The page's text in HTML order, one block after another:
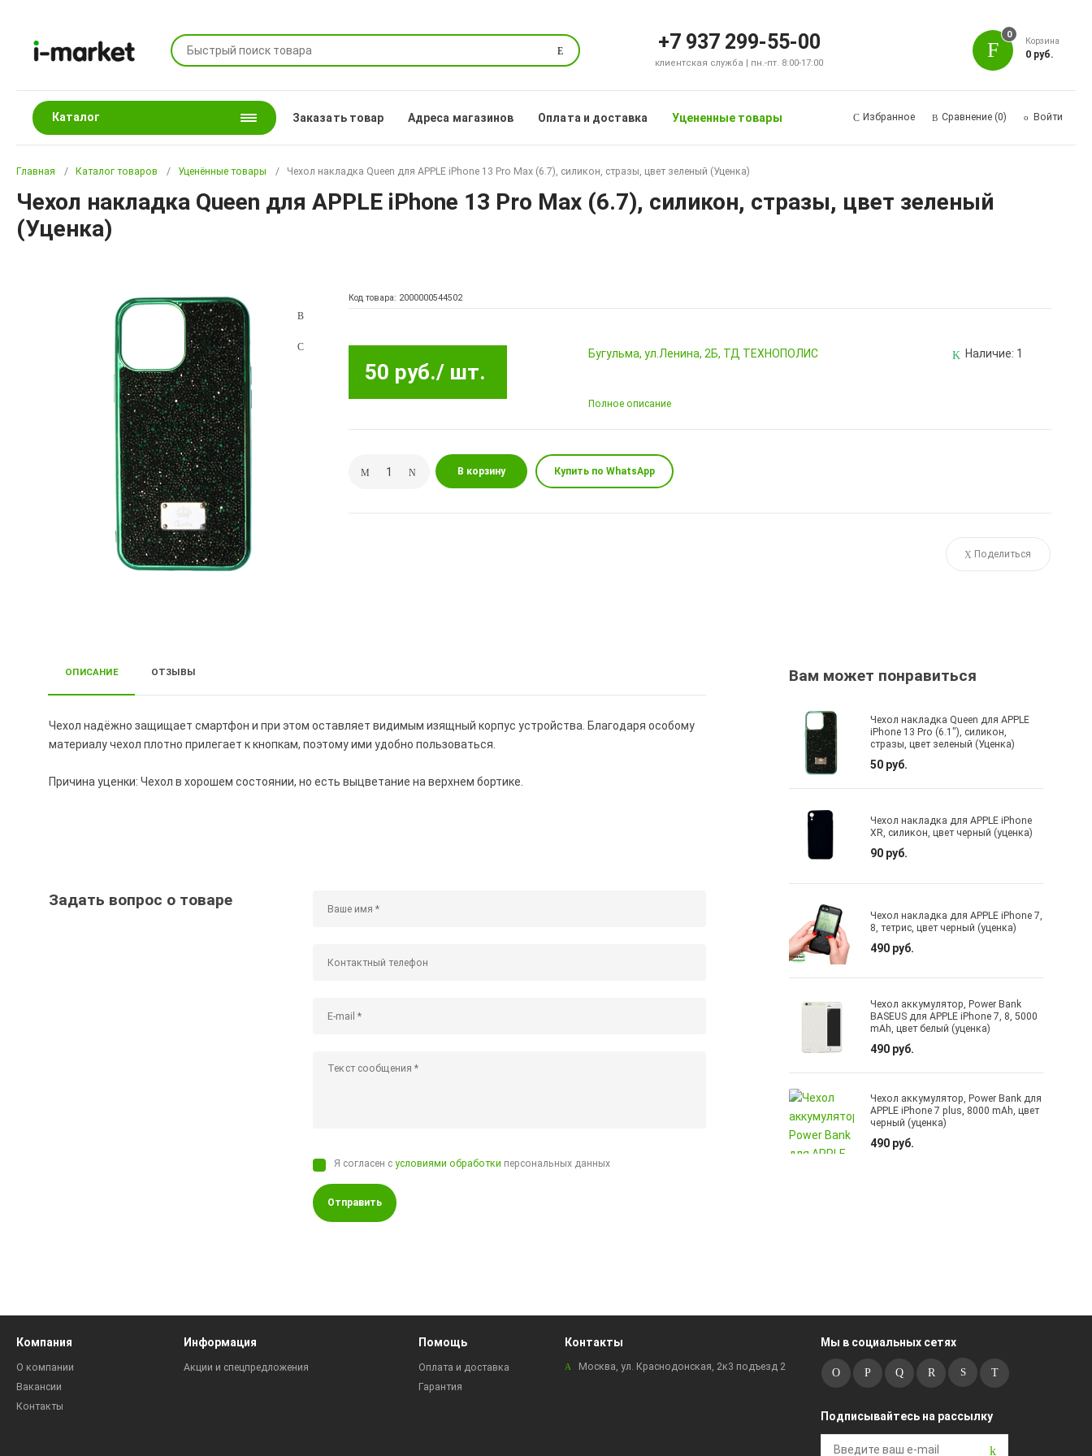
Поиск +7 937 299-55-00
клиентская служба | пн.-пт. 8:00-17:00
0
Корзина
0 руб.
Каталог Заказать товар Адреса магазинов Оплата и доставка Уцененные товары Избранное Сравнение (0) Войти
Главная Каталог товаров Уценённые товары Чехол накладка Queen для APPLE iPhone 13 Pro Max (6.7), силикон, стразы, цвет зеленый (Уценка)
Чехол накладка Queen для APPLE iPhone 13 Pro Max (6.7), силикон, стразы, цвет зеленый
(Уценка)
Код товара: 2000000544502
50 руб./ шт.
Бугульма, ул.Ленина, 2Б, ТД ТЕХНОПОЛИС Наличие: 1
Полное описание
В корзину Купить по WhatsApp
Поделиться
ОПИСАНИЕ ОТЗЫВЫ
Чехол надёжно защищает смартфон и при этом оставляет видимым изящный корпус устройства. Благодаря особому
материалу чехол плотно прилегает к кнопкам, поэтому ими удобно пользоваться.
Причина уценки: Чехол в хорошем состоянии, но есть выцветание на верхнем бортике.
Задать вопрос о товаре
Я согласен сусловиями обработки персональных данных
Отправить
Вам может понравиться
Чехол накладка Queen для APPLE
iPhone 13 Pro (6.1"), силикон,
стразы, цвет зеленый (Уценка)
50 руб.
Чехол накладка для APPLE iPhone
XR, силикон, цвет черный (уценка)
90 руб.
Чехол накладка для APPLE iPhone 7,
8, тетрис, цвет черный (уценка)
490 руб.
Чехол аккумулятор, Power Bank
BASEUS для APPLE iPhone 7, 8, 5000
mAh, цвет белый (уценка)
490 руб.
Чехол аккумулятор, Power Bank для
APPLE iPhone 7 plus, 8000 mAh, цвет
черный (уценка)
490 руб.
Компания
О компании
Вакансии
Контакты
Информация
Акции и спецпредложения
Помощь
Оплата и доставка
Гарантия
Контакты
Москва, ул. Краснодонская, 2к3 подъезд 2
Мы в социальных сетях
Подписывайтесь на рассылку